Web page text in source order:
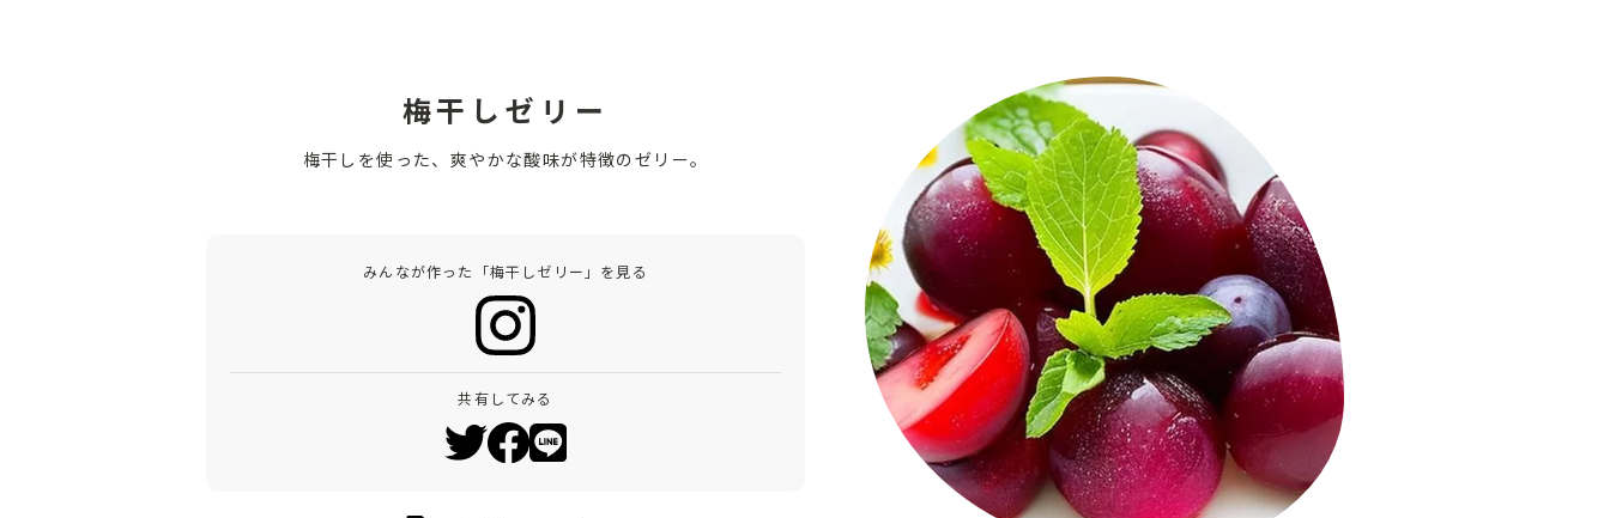
梅干しゼリー
梅干しを使った、爽やかな酸味が特徴のゼリー。
みんなが作った「梅干しゼリー」を見る
共有してみる